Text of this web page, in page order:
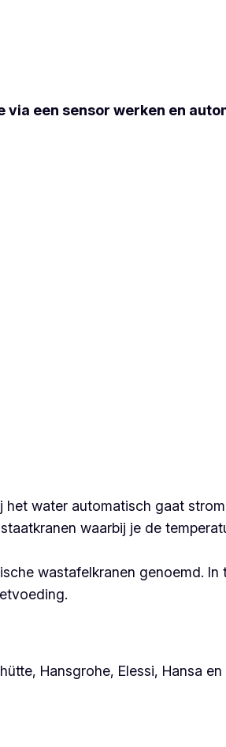
via een sensor werken en
water automatisch gaat
waarbij je de
wastafelkranen genoemd. In
Hansgrohe, Elessi, Hansa en